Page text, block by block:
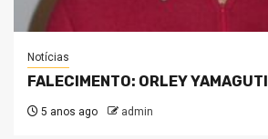
Notícias
FALECIMENTO: ORLEY YAMAGUTI
5 anos ago admin